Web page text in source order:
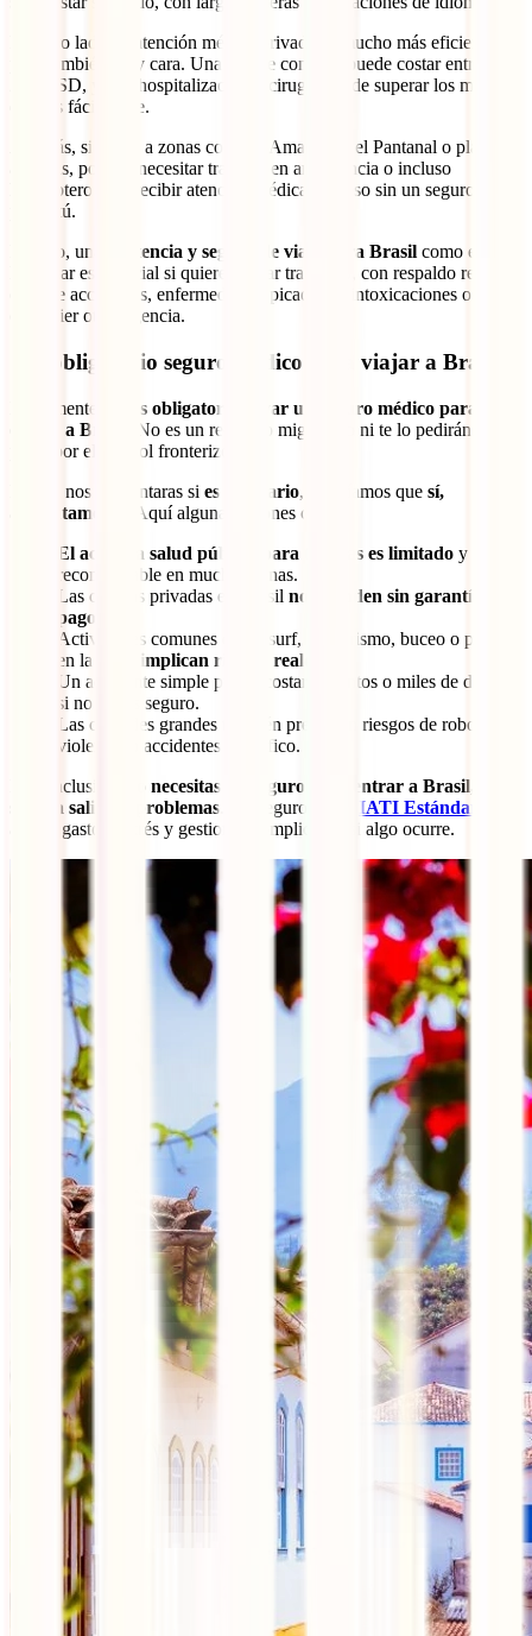
Por otro lado, la atención médica privada es mucho más eficiente,
pero también muy cara. Una simple consulta puede costar entre 80 y
200 USD, y una hospitalización o cirugía puede superar los miles de
dólares fácilmente.
Además, si viajas a zonas como la Amazonía, el Pantanal o playas
alejadas, podrías necesitar traslado en ambulancia o incluso
helicóptero para recibir atención médica… y eso sin un seguro, lo
pagas tú.
Por eso, una
asistencia y seguro de viaje para Brasil como el IATI
Estándar es esencial si quieres viajar tranquilo, con respaldo real en
caso de accidentes, enfermedades, picaduras, intoxicaciones o
cualquier otra urgencia.
¿Es obligatorio seguro médico para viajar a Brasil?
Legalmente,
no es obligatorio llevar un seguro médico para
entrar a Brasil
. No es un requisito migratorio ni te lo pedirán al
pasar por el control fronterizo.
Pero si nos preguntaras si es necesario, te diríamos que sí,
absolutamente
. Aquí algunas razones clave:
El acceso a salud pública para turistas es limitado y poco
recomendable en muchas zonas.
Las clínicas privadas en Brasil no atienden sin garantía de
pago
Actividades comunes como surf, senderismo, buceo o paseos
en la selva
implican riesgos reales
Un accidente simple puede costarte cientos o miles de dólares
si no tienes seguro.
Las ciudades grandes también presentan riesgos de robos,
violencia o accidentes de tráfico.
En conclusión:
no necesitas un seguro para entrar a Brasil, pero
sí para salir sin problemas . Un seguro como IATI Estándar
ahorra gastos, estrés y gestiones complicadas si algo ocurre.